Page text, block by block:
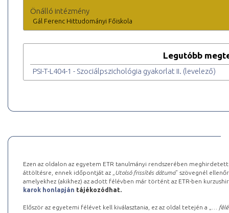
Önálló intézmény
Gál Ferenc Hittudományi Főiskola
Legutóbb
PSI-T-L404-1 - Szociálpszichológia gyakorlat II. (levelező)
Ezen az oldalon az egyetem ETR tanulmányi rendszerében
áttöltésre, ennek időpontját az „ Utolsó frissítés dátuma” szövegnél
amelyekhez (akikhez) az adott félévben már történt az ETR-ben
karok honlapján tájékozódhat.
Először az egyetemi félévet kell kiválasztania, ez az oldal tetején a „
…